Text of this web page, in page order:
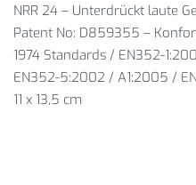
NRR 24 – Unterdrückt laute
Patent No: D859355 –
1974 Standards / EN352-
EN352-5:2002 / A1:2005 /
11 x 13,5 cm